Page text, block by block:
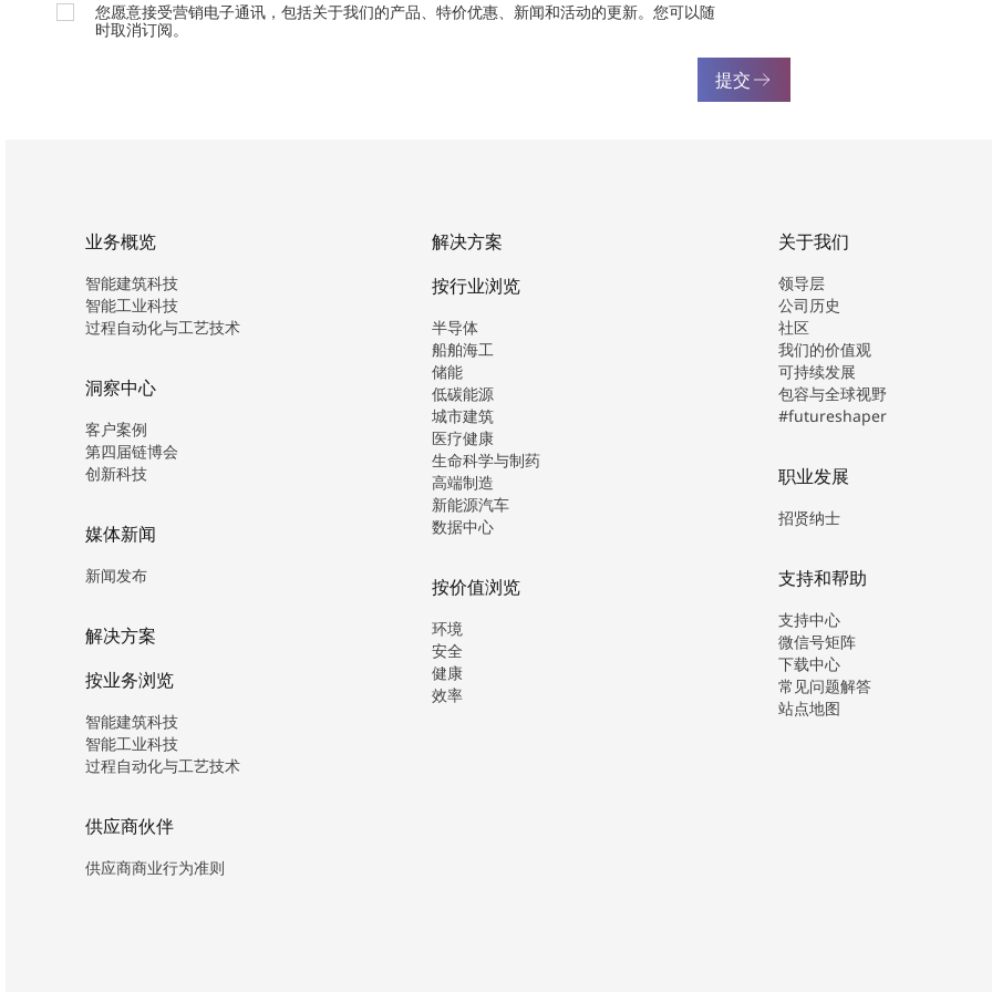
您愿意接受营销电子通讯，包括关于我们的产品、特价优惠、新闻和活动的更新。您可以随
时取消订阅。
提交
业务概览
智能建筑科技
智能工业科技
过程自动化与工艺技术
洞察中心
客户案例
第四届链博会
创新科技
媒体新闻
新闻发布
解决方案
按业务浏览
智能建筑科技
智能工业科技
过程自动化与工艺技术
供应商伙伴
供应商商业行为准则
解决方案
按行业浏览
半导体
船舶海工
储能
低碳能源
城市建筑
医疗健康
生命科学与制药
高端制造
新能源汽车
数据中心
按价值浏览
环境
安全
健康
效率
关于我们
领导层
公司历史
社区
我们的价值观
可持续发展
包容与全球视野
#futureshaper
职业发展
招贤纳士
支持和帮助
支持中心
微信号矩阵
下载中心
常见问题解答
站点地图